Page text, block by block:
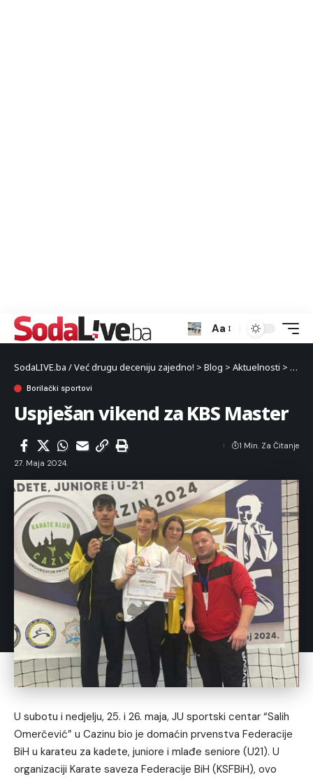
Aa
SodaLIVE.ba / Već drugu deceniju zajedno! > Blog > Aktuelnosti > Sport
Borilački sportovi
Uspješan vikend za KBS Master
27. Maja 2024.
1 Min. Za Čitanje
U subotu i nedjelju, 25. i 26. maja, JU sportski centar “Salih
Omerčević” u Cazinu bio je domaćin prvenstva Federacije
BiH u karateu za kadete, juniore i mlađe seniore (U21). U
organizaciji Karate saveza Federacije BiH (KSFBiH), ovo